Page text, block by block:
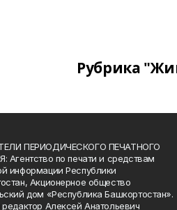
Рубрика
ПЕРИОДИЧЕСКОГО ПЕЧАТНОГО
Агентство по печати и средствам
информации Республики
Акционерное общество
дом «Республика Башкортостан».
Алексей Анатольевич